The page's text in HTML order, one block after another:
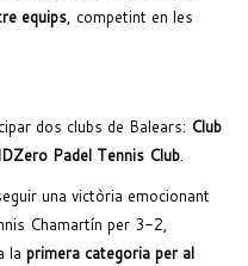
equips , competint en les
dos clubs de Balears: Club
Padel Tennis Club
una victòria emocionant
Chamartín per 3-2,
la primera categoria per al